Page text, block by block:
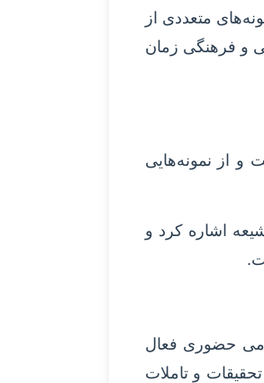
متعددی از
و فرهنگی زمان
و از نمونه‌هایی
اشاره کرد و
حضوری فعال
و تاملات